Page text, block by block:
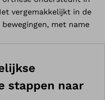
vergemakkelijkt in de
met name
stappen naar